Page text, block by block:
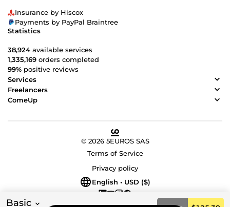
Basic
Insurance by Hiscox
Payments by PayPal Braintree
Statistics
38,924 available services
1,335,169 orders completed
99% positive reviews
Services
Freelancers
ComeUp
© 2026 5EUROS SAS
Terms of Service
Privacy policy
English • USD ($)